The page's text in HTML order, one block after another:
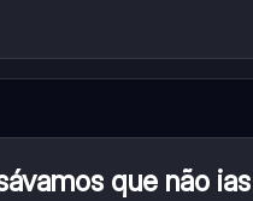
que não ias